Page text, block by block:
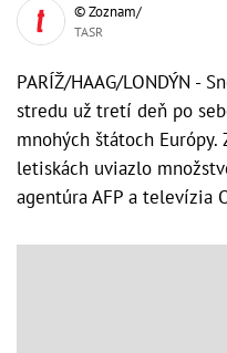
© Zoznam/
TASR
PARÍŽ/HAAG/LONDÝN -
stredu už tretí deň po
mnohých štátoch
letiskách uviazlo
agentúra AFP a televízia